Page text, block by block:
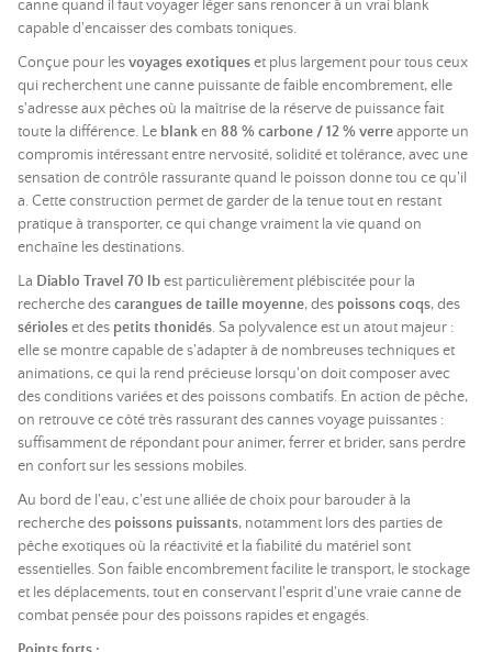
canne quand il faut voyager léger sans renoncer à un vrai blank
capable d'encaisser des combats toniques.
Conçue pour lesvoyages exotiqueset plus largement pour tous ceux
qui recherchent une canne puissante de faible encombrement, elle
s'adresse aux pêches où la maîtrise de la réserve de puissance fait
toute la différence. Le blanken 88 % carbone / 12 % verreapporte un
compromis intéressant entre nervosité, solidité et tolérance, avec une
sensation de contrôle rassurante quand le poisson donne tou ce qu'il
a. Cette construction permet de garder de la tenue tout en restant
pratique à transporter, ce qui change vraiment la vie quand on
enchaîne les destinations.
La Diablo Travel 70 lbest particulièrement plébiscitée pour la
recherche descarangues de taille moyenne, des poissons coqs, des
sérioleset des petits thonidés. Sa polyvalence est un atout majeur :
elle se montre capable de s'adapter à de nombreuses techniques et
animations, ce qui la rend précieuse lorsqu'on doit composer avec
des conditions variées et des poissons combatifs. En action de pêche,
on retrouve ce côté très rassurant des cannes voyage puissantes :
suffisamment de répondant pour animer, ferrer et brider, sans perdre
en confort sur les sessions mobiles.
Au bord de l'eau, c'est une alliée de choix pour barouder à la
recherche des poissons puissants, notamment lors des parties de
pêche exotiques où la réactivité et la fiabilité du matériel sont
essentielles. Son faible encombrement facilite le transport, le stockage
et les déplacements, tout en conservant l'esprit d'une vraie canne de
combat pensée pour des poissons rapides et engagés.